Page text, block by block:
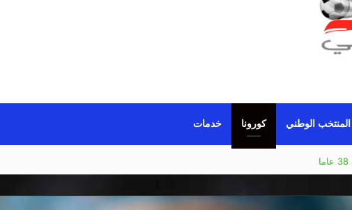
المنتخب الوطني كورونا خدمات